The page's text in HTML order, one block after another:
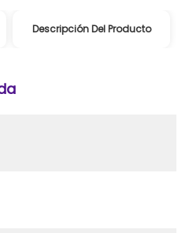
Descripción Del Producto